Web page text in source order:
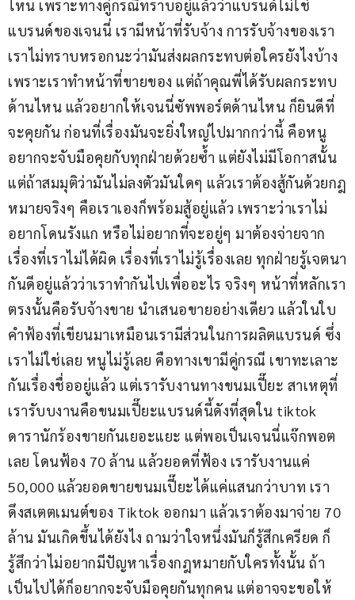
ไหน เพราะทางคู่กรณีทราบอยู่แล้วว่าแบรนด์ไม่ใช่
แบรนด์ของเจนนี่ เรามีหน้าที่รับจ้าง การรับจ้างของเรา
เราไม่ทราบหรอกนะว่ามันส่งผลกระทบต่อใครยังไงบ้าง
เพราะเราทำหน้าที่ขายของ แต่ถ้าคุณพี่ได้รับผลกระทบ
ด้านไหน แล้วอยากให้เจนนี่ซัพพอร์ตด้านไหน ก็ยินดีที่
จะคุยกัน ก่อนที่เรื่องมันจะยิ่งใหญ่ไปมากกว่านี้ คือหนู
อยากจะจับมือคุยกับทุกฝ่ายด้วยซ้ำ แต่ยังไม่มีโอกาสนั้น
แต่ถ้าสมมุติว่ามันไม่ลงตัวมันใดๆ แล้วเราต้องสู้กันด้วยกฎ
หมายจริงๆ คือเราเองก็พร้อมสู้อยู่แล้ว เพราะว่าเราไม่
อยากโดนรังแก หรือไม่อยากที่จะอยู่ๆ มาต้องจ่ายจาก
เรื่องที่เราไม่ได้ผิด เรื่องที่เราไม่รู้เรื่องเลย ทุกฝ่ายรู้เจตนา
กันดีอยู่แล้วว่าเราทำกันไปเพื่ออะไร จริงๆ หน้าที่หลักเรา
ตรงนั้นคือรับจ้างขาย นำเสนอขายอย่างเดียว แล้วในใบ
คำฟ้องที่เขียนมาเหมือนเรามีส่วนในการผลิตแบรนด์ ซึ่ง
เราไม่ใช่เลย หนูไม่รู้เลย คือทางเขามีคู่กรณี เขาทะเลาะ
กันเรื่องชื่ออยู่แล้ว แต่เรารับงานทางขนมเปี๊ยะ สาเหตุที่
เรารับบงานคือขนมเปี๊ยะแบรนด์นี้ดังที่สุดใน tiktok
ดารานักร้องขายกันเยอะแยะ แต่พอเป็นเจนนี่แจ๊กพอต
เลย โดนฟ้อง 70 ล้าน แล้วยอดที่ฟ้อง เรารับงานแค่
50,000 แล้วยอดขายขนมเปี๊ยะได้แค่แสนกว่าบาท เรา
ดึงสเตตเมนต์ของ Tiktok ออกมา แล้วเราต้องมาจ่าย 70
ล้าน มันเกิดขึ้นได้ยังไง ถามว่าใจหนึ่งมันก็รู้สึกเครียด ก็
รู้สึกว่าไม่อยากมีปัญหาเรื่องกฎหมายกับใครทั้งนั้น ถ้า
เป็นไปได้ก็อยากจะจับมือคุยกันทุกคน แต่อาจจะขอให้